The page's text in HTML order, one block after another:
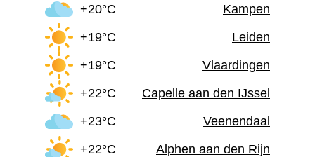
+20°C
Kampen
+19°C
Leiden
+19°C
Vlaardingen
+22°C
Capelle aan den IJssel
+23°C
Veenendaal
+22°C
Alphen aan den Rijn